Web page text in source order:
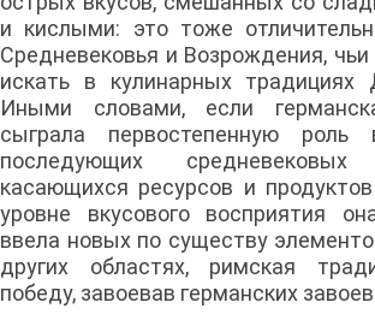
и кислыми: это тоже
Средневековья и Возрождения, чьи
искать в кулинарных традициях
Иными словами, если
сыграла первостепенную роль
последующих средневековых
касающихся ресурсов и
уровне вкусового восприятия
ввела новых по существу
других областях, римская
победу, завоевав германских